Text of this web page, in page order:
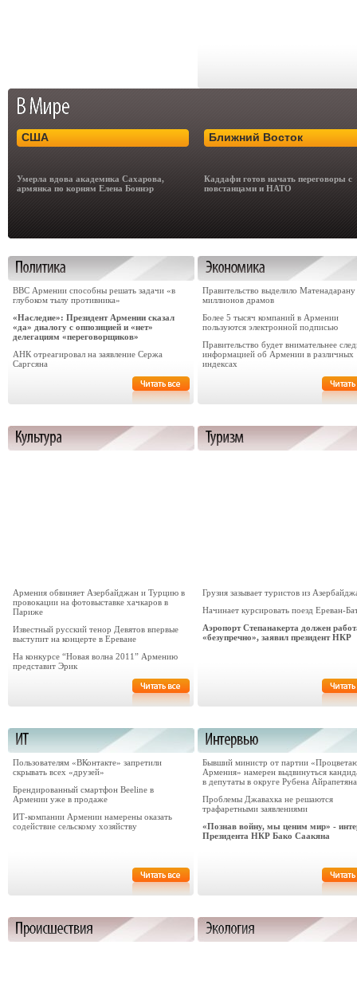
США
Умерла вдова академика Сахарова,
армянка по корням Елена Боннэр
Ближний Восток
Каддафи готов начать переговоры с
повстанцами и НАТО
ВВС Армении способны решать задачи «в
глубоком тылу противника»
«Наследие»: Президент Армении сказал
«да» диалогу с оппозицией и «нет»
делегациям «переговорщиков»
АНК отреагировал на заявление Сержа
Саргсяна
Правительство выделило
миллионов драмов
Более 5 тысяч компаний в Армении
пользуются электронной подписью
Правительство будет внимательнее
информацией об Армении в различных
индексах
Армения обвиняет Азербайджан и Турцию в
провокации на фотовыставке хачкаров в
Париже
Известный русский тенор Девятов впервые
выступит на концерте в Ереване
На конкурсе “Новая волна 2011” Армению
представит Эрик
Грузия зазывает туристов из
Начинает курсировать поезд Ереван-
Аэропорт Степанакерта должен
«безупречно», заявил президент НКР
Пользователям «ВКонтакте» запретили
скрывать всех «друзей»
Брендированный смартфон Beeline в
Армении уже в продаже
ИТ-компании Армении намерены оказать
содействие сельскому хозяйству
Бывший министр от партии
Армения» намерен выдвинуться
в депутаты в округе Рубена Айрапетяна
Проблемы Джавахка не решаются
трафаретными заявлениями
«Познав войну, мы ценим мир» -
Президента НКР Бако Саакяна